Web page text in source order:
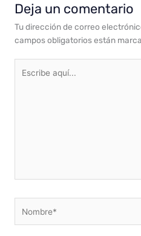
Deja un comentario
Tu dirección de correo
campos obligatorios están
aquí...